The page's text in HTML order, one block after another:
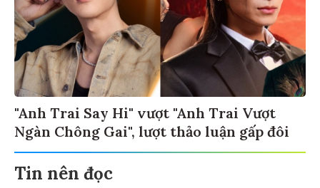
"Anh Trai Say Hi" vượt "Anh Trai Vượt
Ngàn Chông Gai", lượt thảo luận gấp đôi
Tin nên đọc